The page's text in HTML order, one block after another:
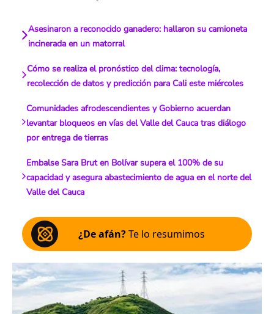
Asesinaron a reconocido ganadero: hallaron su camioneta
incinerada en un matorral
Cómo se realiza el pronóstico del clima: tecnología,
recolección de datos y predicción para Cali este miércoles
Comunidades afrodescendientes y Gobierno acuerdan
levantar bloqueos en vías del Valle del Cauca tras diálogo
por entrega de tierras
Embalse Sara Brut en Bolívar supera el 100% de su
capacidad y asegura abastecimiento de agua en el norte del
Valle del Cauca
¿De afán?Te lo resumimos